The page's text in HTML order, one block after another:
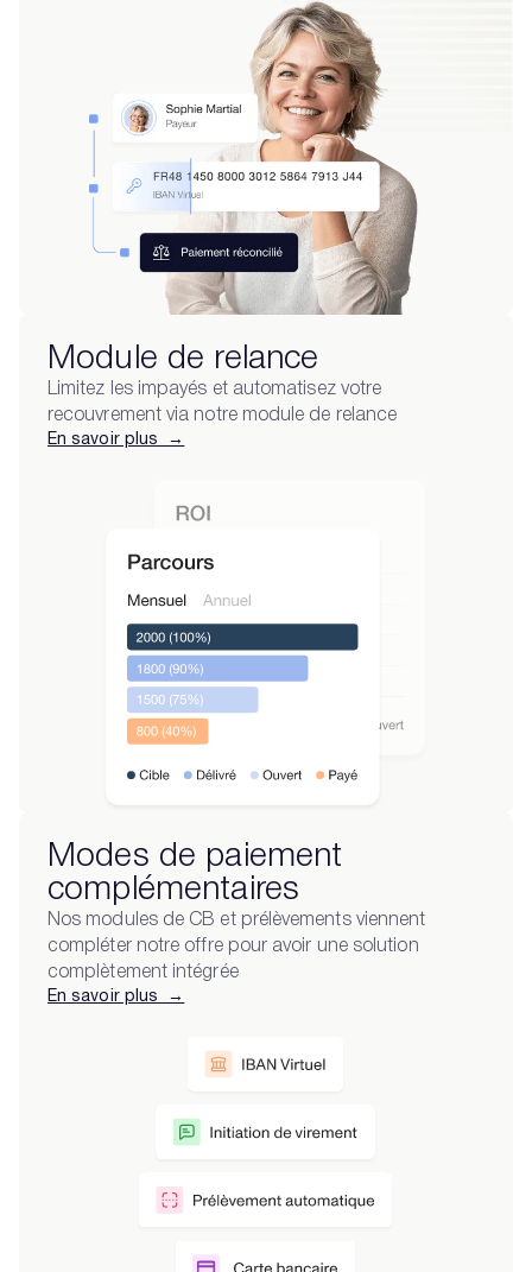
Module de relance
Limitez les impayés et automatisez votre
recouvrement via notre module de relance
En savoir plus →
Modes de paiement
complémentaires
Nos modules de CB et prélèvements viennent
compléter notre offre pour avoir une solution
complètement intégrée
En savoir plus →